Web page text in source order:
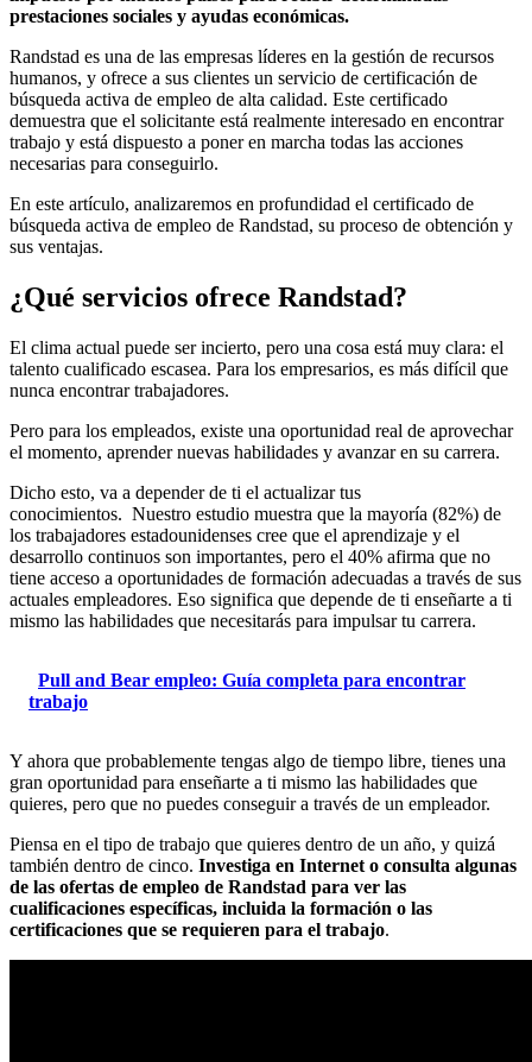
prestaciones sociales y ayudas económicas.
Randstad es una de las empresas líderes en la gestión de recursos
humanos, y ofrece a sus clientes un servicio de certificación de
búsqueda activa de empleo de alta calidad. Este certificado
demuestra que el solicitante está realmente interesado en encontrar
trabajo y está dispuesto a poner en marcha todas las acciones
necesarias para conseguirlo.
En este artículo, analizaremos en profundidad el certificado de
búsqueda activa de empleo de Randstad, su proceso de obtención y
sus ventajas.
¿Qué servicios ofrece Randstad?
El clima actual puede ser incierto, pero una cosa está muy clara: el
talento cualificado escasea. Para los empresarios, es más difícil que
nunca encontrar trabajadores.
Pero para los empleados, existe una oportunidad real de aprovechar
el momento, aprender nuevas habilidades y avanzar en su carrera.
Dicho esto, va a depender de ti el actualizar tus
conocimientos. Nuestro estudio muestra que la mayoría (82%) de
los trabajadores estadounidenses cree que el aprendizaje y el
desarrollo continuos son importantes, pero el 40% afirma que no
tiene acceso a oportunidades de formación adecuadas a través de sus
actuales empleadores. Eso significa que depende de ti enseñarte a ti
mismo las habilidades que necesitarás para impulsar tu carrera.
Pull and Bear empleo: Guía completa para encontrar
trabajo
Y ahora que probablemente tengas algo de tiempo libre, tienes una
gran oportunidad para enseñarte a ti mismo las habilidades que
quieres, pero que no puedes conseguir a través de un empleador.
Piensa en el tipo de trabajo que quieres dentro de un año, y quizá
también dentro de cinco. Investiga en Internet o consulta algunas
de las ofertas de empleo de Randstad para ver las
cualificaciones específicas, incluida la formación o las
certificaciones que se requieren para el trabajo.